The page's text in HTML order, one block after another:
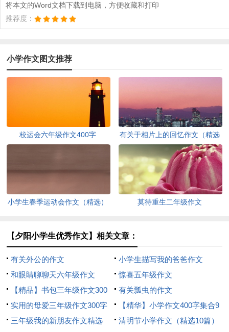
将本文的Word文档下载到电脑，方便收藏和打印
推荐度：
小学作文图文推荐
校运会六年级作文400字
有关于相片上的回忆作文（精选
3篇）
小学生春季运动会作文（精选） 莫待重生二年级作文
【夕阳小学生优秀作文】相关文章：
有关外公的作文
小学生描写我的爸爸作文
和眼睛聊聊天六年级作文
惊喜五年级作文
【精品】书包三年级作文300
字三篇
有关瓢虫的作文
实用的母爱三年级作文300字
四篇
【精华】小学作文400字集合9
篇
三年级我的新朋友作文精选
清明节小学作文（精选10篇）